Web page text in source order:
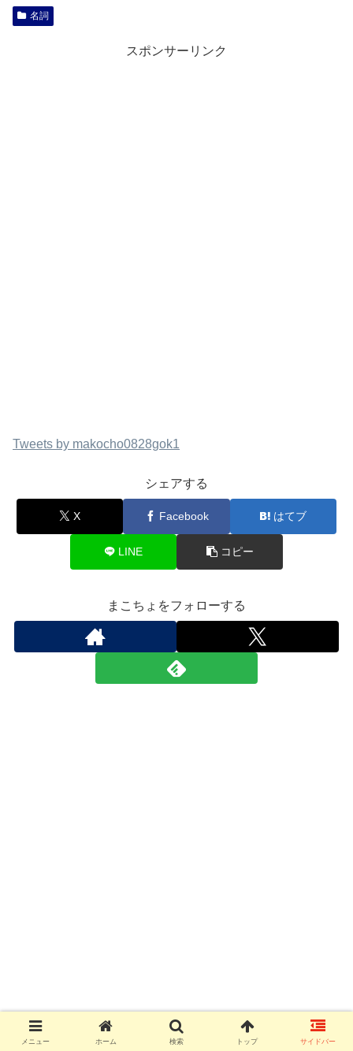
名詞
スポンサーリンク
Tweets by makocho0828gok1
シェアする
X Facebook はてブ
LINE コピー
まこちょをフォローする
メニュー ホーム 検索 トップ サイドバー